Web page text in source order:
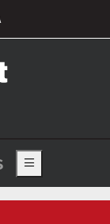
d'usuari
de
Show main